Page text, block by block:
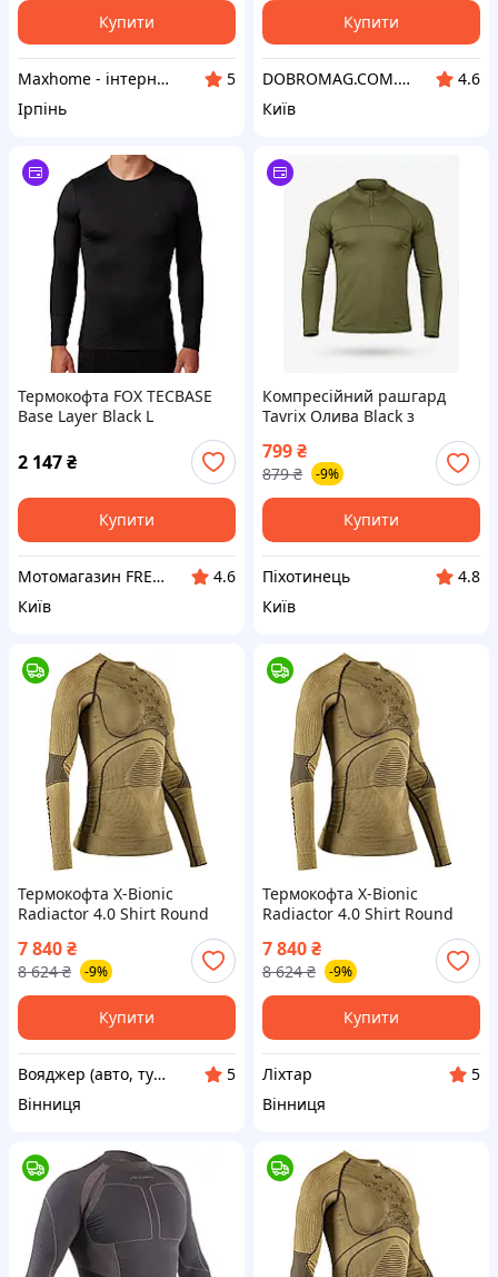
Купити
Maxhome - інтернет магазин
5
Ірпінь
Купити
DOBROMAG.COM.UA - ДОБРОМАГ
4.6
Київ
Термокофта FOX TECBASE
Base Layer Black L
2 147₴
Купити
Мотомагазин FREERIDER
4.6
Київ
Компресійний рашгард
Tavrix Олива Black з
блискавкою для тренувань
та активного відпочинку L
{9559-piho}
799₴
879 ₴ -9%
Купити
Піхотинець
4.8
Київ
Термокофта X-Bionic
Radiactor 4.0 Shirt Round
Neck Long Sleeve Women L
Gold/Black 9030-VO
7 840₴
8 624 ₴ -9%
Купити
Вояджер (авто, туризм, спорт)
5
Вінниця
Термокофта X-Bionic
Radiactor 4.0 Shirt Round
Neck Long Sleeve Women L
Gold/Black [9030-liht]
7 840₴
8 624 ₴ -9%
Купити
Ліхтар
5
Вінниця